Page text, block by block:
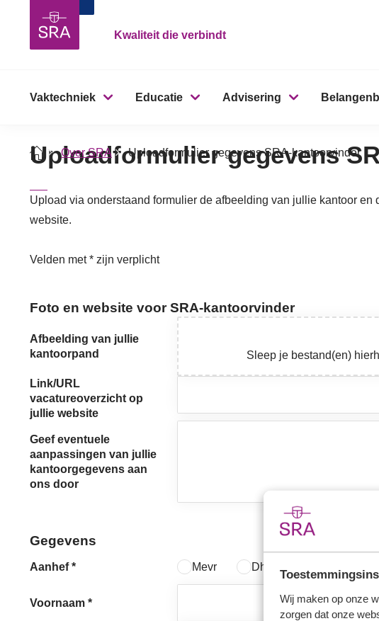
Wij maken op onze
zorgen dat onze
Kwaliteit die verbindt
Vaktechniek Educatie Advisering
Over SRA Uploadformulier gegevens SRA-kantoorvinder
Uploadformulier gegevens
Upload via onderstaand formulier de afbeelding van jullie kantoor
website.
Velden met * zijn verplicht
Foto en website voor SRA-kantoorvinder
Afbeelding van jullie
kantoorpand
Link/URL
vacatureoverzicht op
jullie website
Geef eventuele
aanpassingen van jullie
kantoorgegevens aan
ons door
Gegevens
Aanhef* Mevr Dhr
Voornaam *